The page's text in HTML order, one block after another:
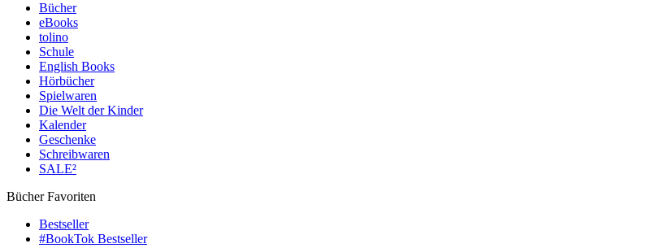
Bücher
eBooks
tolino
Schule
English Books
Hörbücher
Spielwaren
Die Welt der Kinder
Kalender
Geschenke
Schreibwaren
SALE²
Bücher Favoriten
Bestseller
#BookTok Bestseller